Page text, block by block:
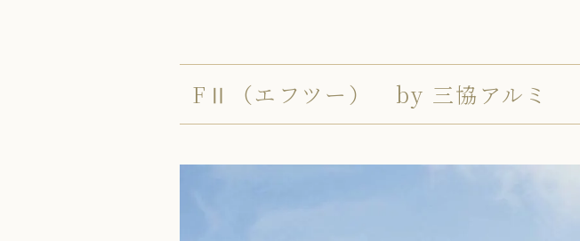
FⅡ（エフツー） by 三協アルミ